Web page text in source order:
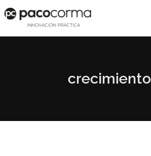
crecimiento